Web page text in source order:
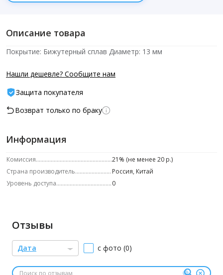
Описание товара
Покрытие: Бижутерный сплав Диаметр: 13 мм
Нашли дешевле? Сообщите нам
Защита покупателя
Возврат только по браку
Информация
Комиссия
21% (не менее 20 р.)
Страна производитель
Россия, Китай
Уровень доступа
0
Отзывы
Дата с фото (0)